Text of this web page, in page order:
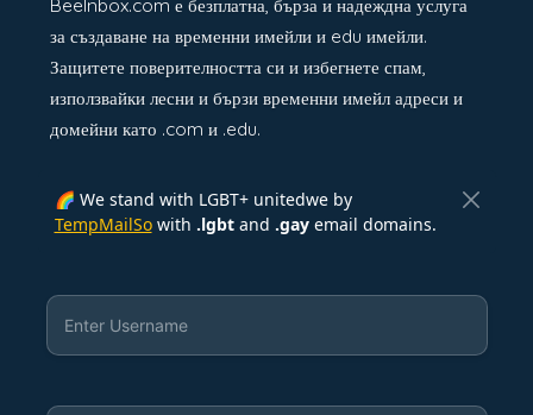
BeeInbox.com е безплатна, бърза и надеждна услуга
за създаване на временни имейли и edu имейли.
Защитете поверителността си и избегнете спам,
използвайки лесни и бързи временни имейл адреси и
домейни като .com и .edu.
🌈 We stand with LGBT+ unitedwe by
TempMailSowith .lgbtand .gayemail domains.